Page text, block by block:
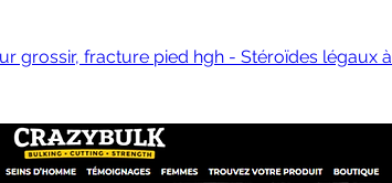
grossir, fracture pied hgh - Stéroïdes légaux à